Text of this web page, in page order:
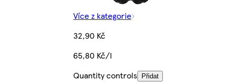
Více z kategorie
32,90 Kč
65,80 Kč/l
Quantity controls
Přidat